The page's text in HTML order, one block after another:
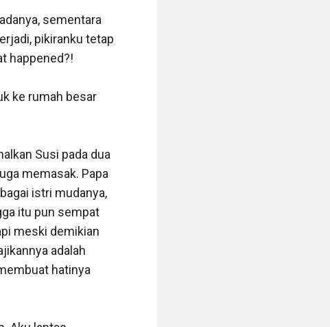
sementara
pikiranku tetap
happened?!
ke rumah besar
Susi pada dua
memasak. Papa
istri mudanya,
itu pun sempat
meski demikian
adalah
hatinya